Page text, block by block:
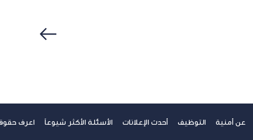
عن أمنية التوظيف أحدث الإعلانات الأسئلة الأكثر شيوعاً اعرف